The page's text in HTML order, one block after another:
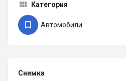
Категория
Автомобили
Снимка